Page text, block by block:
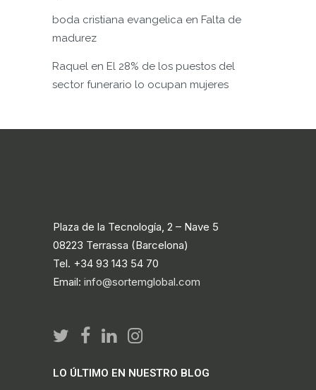
boda cristiana evangelica en Falta de
madurez
Raquel en El 28% de los puestos del
sector funerario lo ocupan mujeres
Plaza de la Tecnología, 2 – Nave 5
08223 Terrassa (Barcelona)
Tel. +34 93 143 54 70
Email: info@sortemglobal.com
LO ÚLTIMO EN NUESTRO BLOG